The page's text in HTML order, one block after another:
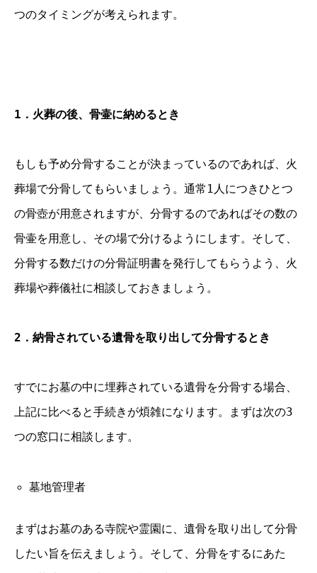
つのタイミングが考えられます。
1．火葬の後、骨壷に納めるとき
もしも予め分骨することが決まっているのであれば、火
葬場で分骨してもらいましょう。通常1人につきひとつ
の骨壺が用意されますが、分骨するのであればその数の
骨壷を用意し、その場で分けるようにします。 そして、
分骨する数だけの分骨証明書を発行してもらうよう、火
葬場や葬儀社に相談しておきましょう。
2．納骨されている遺骨を取り出して分骨するとき
すでにお墓の中に埋葬されている遺骨を分骨する場合、
上記に比べると手続きが煩雑になります。まずは次の3
つの窓口に相談します。
墓地管理者
まずはお墓のある寺院や霊園に、遺骨を取り出して分骨
したい旨を伝えましょう。そして、分骨をするにあた